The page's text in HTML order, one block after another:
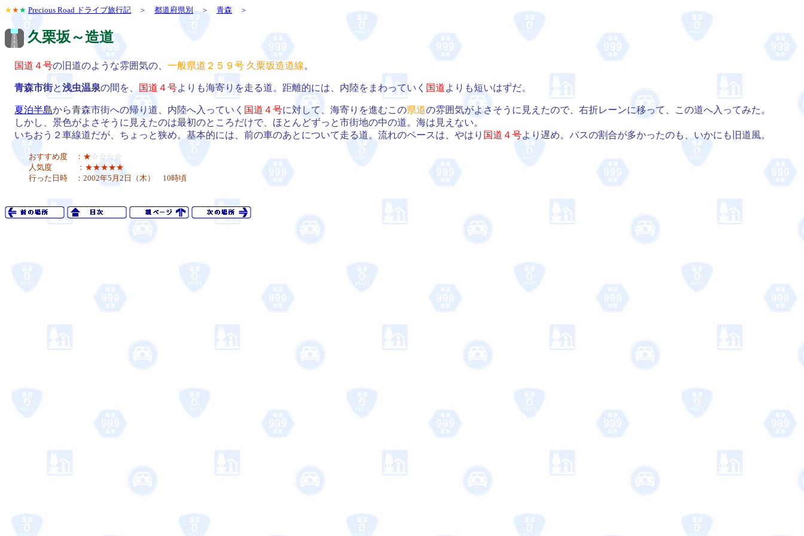
★★★ Precious Road ドライブ旅行記 ＞ 都道府県別＞ 青森 ＞
久栗坂～造道
国道４号の旧道のような雰囲気の、 一般県道２５９号 久栗坂造道線。
青森市街と浅虫温泉の間を、 国道４号よりも海寄りを走る道。距離的には、内陸をまわっていく 国道よりも短いはずだ。
夏泊半島から青森市街への帰り道、内陸へ入っていく 国道４号に対して、海寄りを進むこの県道の雰囲気がよさそうに見えたので、右折レーンに移って、この道へ入ってみた。
しかし、景色がよさそうに見えたのは最初のところだけで、ほとんどずっと市街地の中の道。海は見えない。
いちおう２車線道だが、ちょっと狭め。基本的には、前の車のあとについて走る道。流れのペースは、やはり 国道４号より遅め。バスの割合が多かったのも、いかにも旧道風。
おすすめ度 ： ★☆☆☆☆
人気度 ： ★★★★★
行った日時 ：2002年5月2日（木） 10時頃